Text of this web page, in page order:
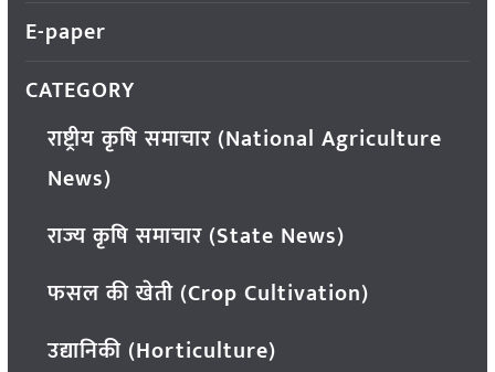
E-paper
CATEGORY
राष्ट्रीय कृषि समाचार (National Agriculture
News)
राज्य कृषि समाचार (State News)
फसल की खेती (Crop Cultivation)
उद्यानिकी (Horticulture)